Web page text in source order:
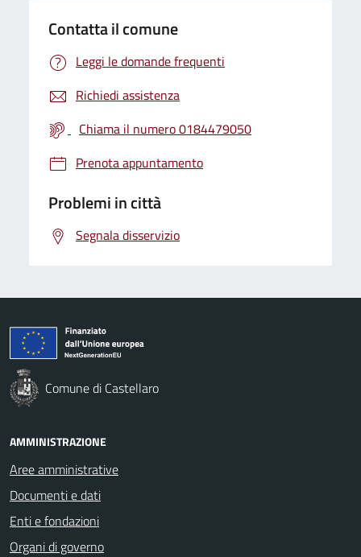
Contatta il comune
Leggi le domande frequenti
Richiedi assistenza
Chiama il numero 0184479050
Prenota appuntamento
Problemi in città
Segnala disservizio
Comune di Castellaro
AMMINISTRAZIONE
Aree amministrative
Documenti e dati
Enti e fondazioni
Organi di governo